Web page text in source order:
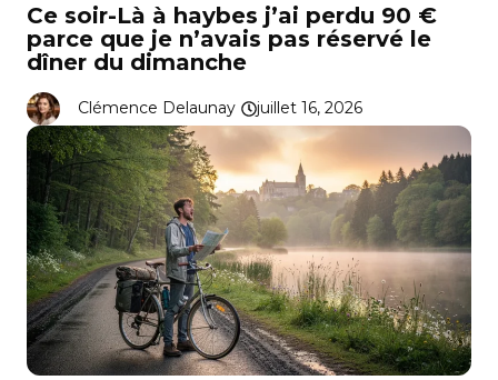
Ce soir-Là à haybes j’ai perdu 90 €
parce que je n’avais pas réservé le
dîner du dimanche
Clémence Delaunay juillet 16, 2026